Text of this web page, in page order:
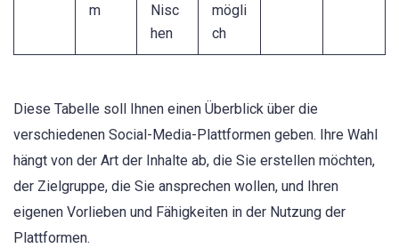
m
Nisc
hen
mögli
ch
Diese Tabelle soll Ihnen einen Überblick über die
verschiedenen Social-Media-Plattformen geben. Ihre Wahl
hängt von der Art der Inhalte ab, die Sie erstellen möchten,
der Zielgruppe, die Sie ansprechen wollen, und Ihren
eigenen Vorlieben und Fähigkeiten in der Nutzung der
Plattformen.